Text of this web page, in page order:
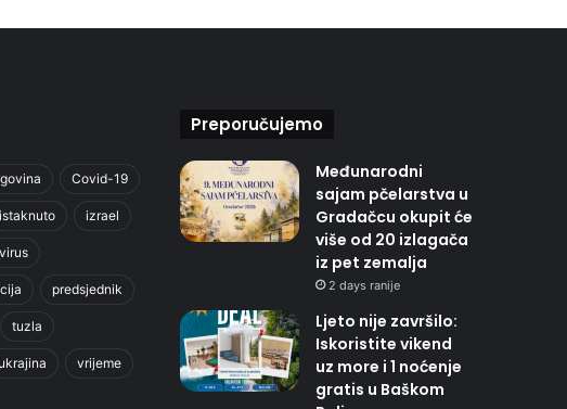
Covid-19
istaknuto izrael
predsjednik
tuzla
ukrajina vrijeme
Preporučujemo
Međunarodni
sajam pčelarstva u
Gradačcu okupit će
više od 20 izlagača
iz pet zemalja
2 days ranije
Ljeto nije završilo:
Iskoristite vikend
uz more i 1 noćenje
gratis u Baškom